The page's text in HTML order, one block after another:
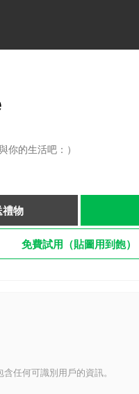
你的生活吧：）
禮物
免費試用（貼圖用到飽）
任何可識別用戶的資訊。